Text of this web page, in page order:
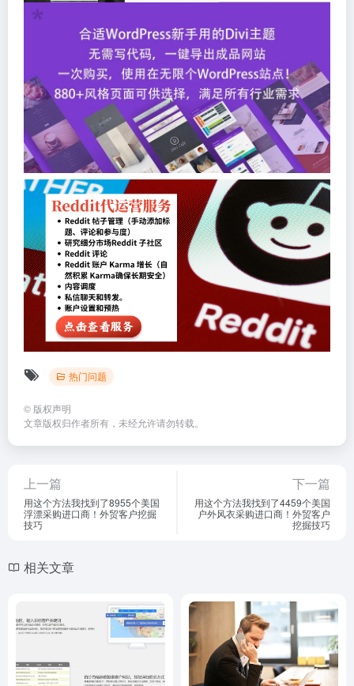
热门问题
© 版权声明
文章版权归作者所有，未经允许请勿转载。
上一篇
用这个方法我找到了8955个美国
浮漂采购进口商！外贸客户挖掘
技巧
下一篇
用这个方法我找到了4459个美国
户外风衣采购进口商！外贸客户
挖掘技巧
相关文章